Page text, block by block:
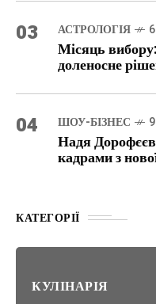
03 АСТРОЛОГІЯ
Місяць
доленосне
04 ШОУ-БІЗНЕС
Надя
кадрами з
КАТЕГОРІЇ
КУЛІНАРІЯ